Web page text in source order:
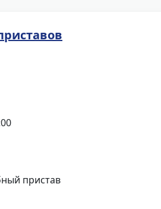
пристав